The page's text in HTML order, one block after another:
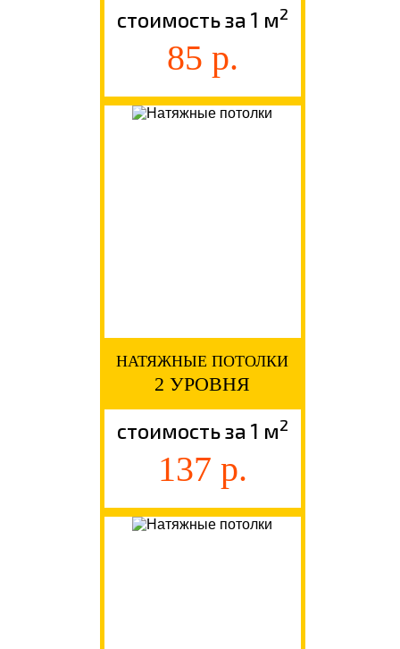
стоимость за 1 м2
85 р.
НАТЯЖНЫЕ ПОТОЛКИ
2 УРОВНЯ
стоимость за 1 м2
137 р.